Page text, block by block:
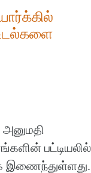
பட்டியலில்
இணைந்துள்ளது.